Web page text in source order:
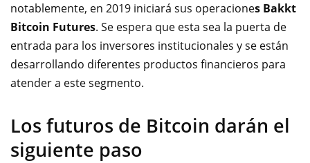
notablemente, en 2019 iniciará sus operaciones Bakkt
Bitcoin Futures. Se espera que esta sea la puerta de
entrada para los inversores institucionales y se están
desarrollando diferentes productos financieros para
atender a este segmento.
Los futuros de Bitcoin darán el
siguiente paso